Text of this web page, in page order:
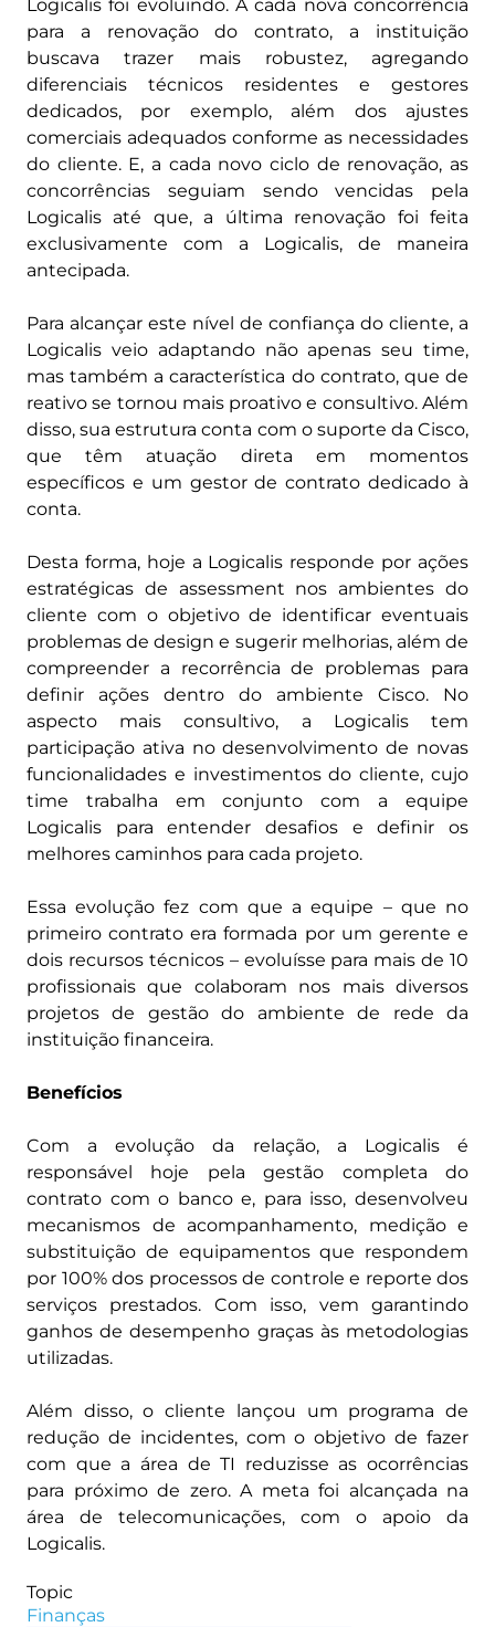
Logicalis foi evoluindo. A cada nova concorrência
para a renovação do contrato, a instituição
buscava trazer mais robustez, agregando
diferenciais técnicos residentes e gestores
dedicados, por exemplo, além dos ajustes
comerciais adequados conforme as necessidades
do cliente. E, a cada novo ciclo de renovação, as
concorrências seguiam sendo vencidas pela
Logicalis até que, a última renovação foi feita
exclusivamente com a Logicalis, de maneira
antecipada.
Para alcançar este nível de confiança do cliente, a
Logicalis veio adaptando não apenas seu time,
mas também a característica do contrato, que de
reativo se tornou mais proativo e consultivo. Além
disso, sua estrutura conta com o suporte da Cisco,
que têm atuação direta em momentos
específicos e um gestor de contrato dedicado à
conta.
Desta forma, hoje a Logicalis responde por ações
estratégicas de assessment nos ambientes do
cliente com o objetivo de identificar eventuais
problemas de design e sugerir melhorias, além de
compreender a recorrência de problemas para
definir ações dentro do ambiente Cisco. No
aspecto mais consultivo, a Logicalis tem
participação ativa no desenvolvimento de novas
funcionalidades e investimentos do cliente, cujo
time trabalha em conjunto com a equipe
Logicalis para entender desafios e definir os
melhores caminhos para cada projeto.
Essa evolução fez com que a equipe – que no
primeiro contrato era formada por um gerente e
dois recursos técnicos – evoluísse para mais de 10
profissionais que colaboram nos mais diversos
projetos de gestão do ambiente de rede da
instituição financeira.
Benefícios
Com a evolução da relação, a Logicalis é
responsável hoje pela gestão completa do
contrato com o banco e, para isso, desenvolveu
mecanismos de acompanhamento, medição e
substituição de equipamentos que respondem
por 100% dos processos de controle e reporte dos
serviços prestados. Com isso, vem garantindo
ganhos de desempenho graças às metodologias
utilizadas.
Além disso, o cliente lançou um programa de
redução de incidentes, com o objetivo de fazer
com que a área de TI reduzisse as ocorrências
para próximo de zero. A meta foi alcançada na
área de telecomunicações, com o apoio da
Logicalis.
Topic
Finanças